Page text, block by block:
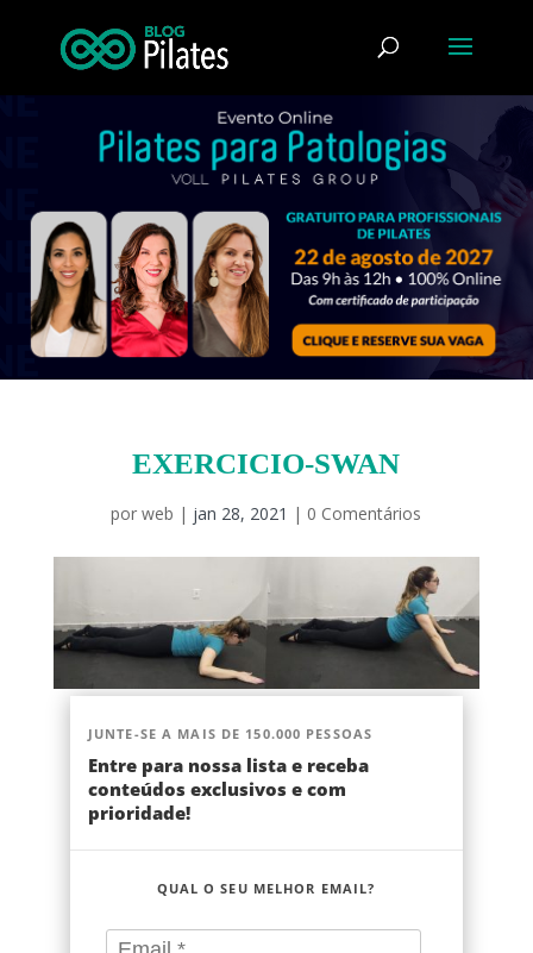
EXERCICIO-SWAN
porweb | jan 28, 2021 | 0 Comentários
JUNTE-SE A MAIS DE 150.000 PESSOAS
Entre para nossa lista e receba
conteúdos exclusivos e com
prioridade!
QUAL O SEU MELHOR EMAIL?